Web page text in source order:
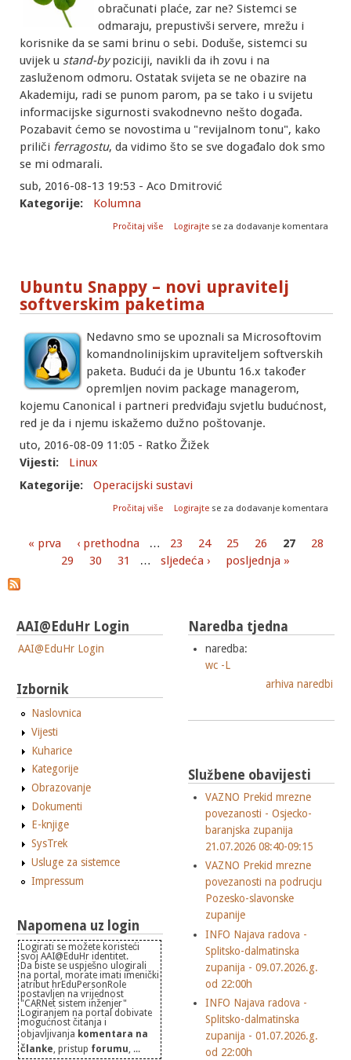
obračunati plaće, zar ne? Sistemci se
odmaraju, prepustivši servere, mrežu i
korisnike da se sami brinu o sebi. Doduše, sistemci su
uvijek u stand-bypoziciji, navikli da ih zovu i na
zasluženom odmoru. Ostatak svijeta se ne obazire na
Akademiju, radi se punom parom, pa se tako i u svijetu
informacijske sigurnosti svakodnevno nešto događa.
Pozabavit ćemo se novostima u "revijalnom tonu", kako
priliči ferragostu, da vidimo što se sve događalo dok smo
se mi odmarali.
sub, 2016-08-13 19:53 - Aco Dmitrović
Kategorije:
Kolumna
Pročitaj više o Stand-by odmor
Logirajte se za dodavanje komentara
Ubuntu Snappy – novi upravitelj
softverskim paketima
Nedavno smo se upoznali sa Microsoftovim
komandnolinijskim upraviteljem softverskih
paketa. Budući da je Ubuntu 16.x također
opremljen novim package managerom,
kojemu Canonical i partneri predviđaju svjetlu budućnost,
red je da i njemu iskažemo dužno poštovanje.
uto, 2016-08-09 11:05 - Ratko Žižek
Vijesti:
Linux
Kategorije:
Operacijski sustavi
Pročitaj više
o Ubuntu Snappy – novi upravitelj
Logirajte se za dodavanje komentara
Stranice
« prva ‹ prethodna … 23 24 25 26 27
28
29
30 31 … sljedeća › posljednja »
AAI@EduHr Login
AAI@EduHr Login
Izbornik
Naslovnica
Vijesti
Kuharice
Kategorije
Obrazovanje
Dokumenti
E-knjige
SysTrek
Usluge za sistemce
Impressum
Napomena uz login
Logirati se možete koristeći
svoj AAI@EduHr identitet.
Da biste se uspješno ulogirali
na portal, morate imati imenički
atribut hrEduPersonRole
postavljen na vrijednost
"CARNet sistem inženjer"
Logiranjem na portal dobivate
mogućnost čitanja i
objavljivanja komentara na
članke , pristup forumu , ...
Naredba tjedna
naredba:
wc -L
arhiva naredbi
Službene obavijesti
VAZNO Prekid mrezne
povezanosti - Osjecko-
baranjska zupanija
21.07.2026 08:40-09:15
VAZNO Prekid mrezne
povezanosti na podrucju
Pozesko-slavonske
zupanije
INFO Najava radova -
Splitsko-dalmatinska
zupanija - 09.07.2026.g.
od 22:00h
INFO Najava radova -
Splitsko-dalmatinska
zupanija - 01.07.2026.g.
od 22:00h